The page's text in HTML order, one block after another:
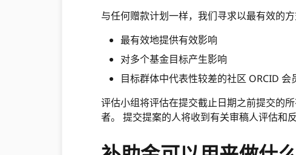
与任何赠款计划一样，我们寻求以最有效的
最有效地提供有效影响
对多个基金目标产生影响
目标群体中代表性较差的社区 ORCID
评估小组将评估在提交截止日期之前提交的
者。 提交提案的人将收到有关审稿人评估和